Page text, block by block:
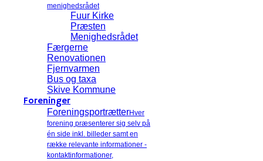
menighedsrådet
Fuur Kirke
Præsten
Menighedsrådet
Færgerne
Renovationen
Fjernvarmen
Bus og taxa
Skive Kommune
Foreninger
ForeningsportrætterHver
forening præsenterer sig selv på
én side inkl. billeder samt en
række relevante informationer -
kontaktinformationer,